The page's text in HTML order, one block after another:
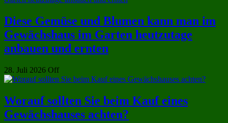
Diese Gemüse und Blumen kann man im
Gewächshaus im Garten heutzutage
anbauen und ernten
28. Juli 2026 Off
Worauf sollten Sie beim Kauf eines
Gewächshauses achten?